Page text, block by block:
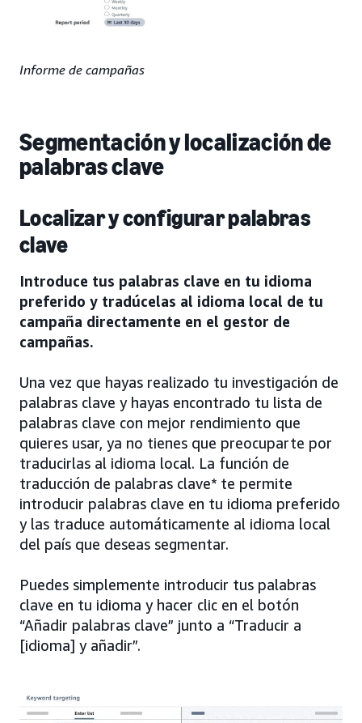
Informe de campañas
Segmentación y localización de
palabras clave
Localizar y configurar palabras
clave
Introduce tus palabras clave en tu idioma
preferido y tradúcelas al idioma local de tu
campaña directamente en el gestor de
campañas.
Una vez que hayas realizado tu investigación de
palabras clave y hayas encontrado tu lista de
palabras clave con mejor rendimiento que
quieres usar, ya no tienes que preocuparte por
traducirlas al idioma local. La función de
traducción de palabras clave* te permite
introducir palabras clave en tu idioma preferido
y las traduce automáticamente al idioma local
del país que deseas segmentar.
Puedes simplemente introducir tus palabras
clave en tu idioma y hacer clic en el botón
“Añadir palabras clave” junto a “Traducir a
[idioma] y añadir”.